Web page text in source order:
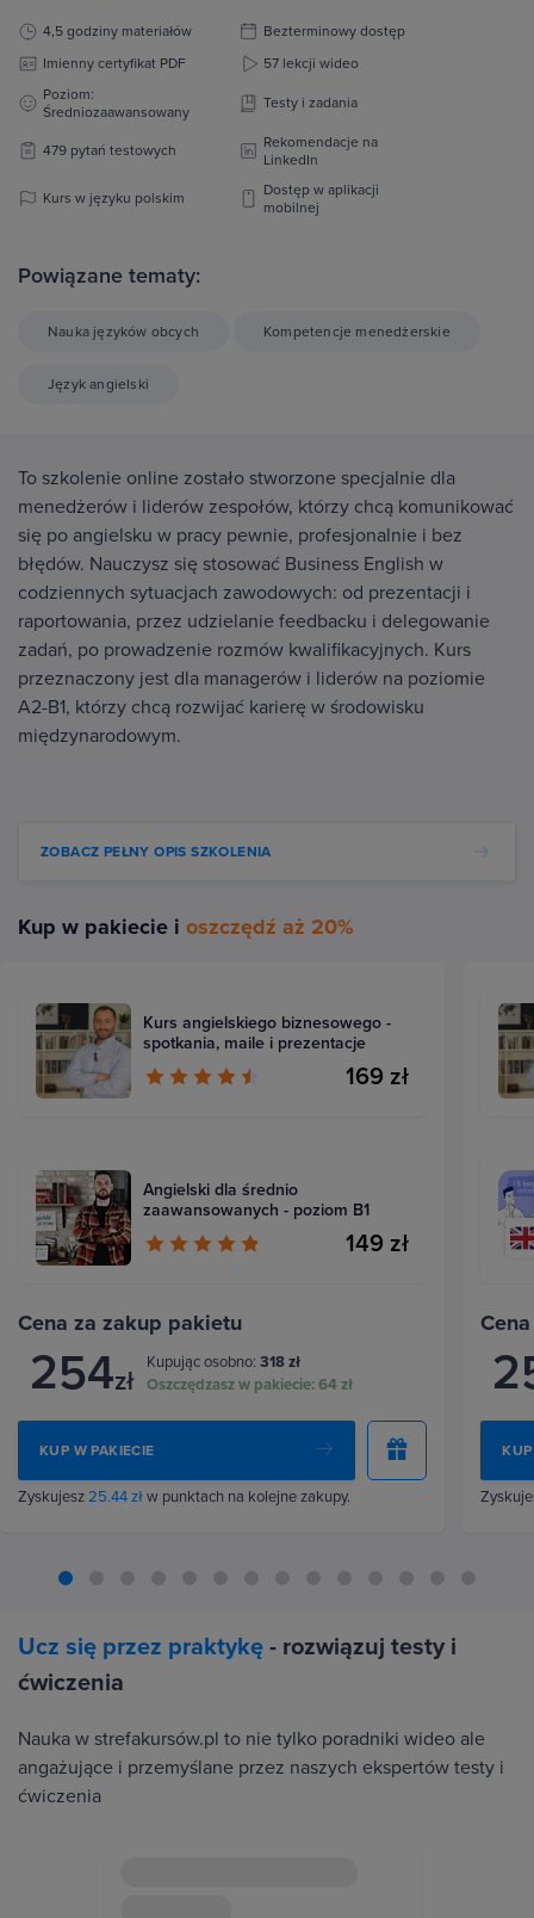
4,5 godziny materiałów
Bezterminowy dostęp
Imienny certyfikat PDF
57 lekcji wideo
Poziom:
Średniozaawansowany
Testy i zadania
479 pytań testowych
Rekomendacje na
LinkedIn
Kurs w języku polskim
Dostęp w aplikacji
mobilnej
Powiązane tematy:
Nauka języków obcych Kompetencje menedżerskie
Język angielski
To szkolenie online zostało stworzone specjalnie dla
menedżerów i liderów zespołów, którzy chcą komunikować
się po angielsku w pracy pewnie, profesjonalnie i bez
błędów. Nauczysz się stosować Business English w
codziennych sytuacjach zawodowych: od prezentacji i
raportowania, przez udzielanie feedbacku i delegowanie
zadań, po prowadzenie rozmów kwalifikacyjnych. Kurs
przeznaczony jest dla managerów i liderów na poziomie
A2-B1, którzy chcą rozwijać karierę w środowisku
międzynarodowym.
ZOBACZ PEŁNY OPIS SZKOLENIA
Kup w pakiecie i oszczędź aż 20%
Kurs angielskiego biznesowego -
spotkania, maile i prezentacje
169 zł
Angielski dla średnio
zaawansowanych - poziom B1
149 zł
Cena za zakup pakietu
254zł
Kupując osobno: 318 zł
Oszczędzasz w pakiecie:64 zł
KUP W PAKIECIE
Zyskujesz25.44 złw punktach na kolejne zakupy.
Ucz się przez praktykę - rozwiązuj testy i
ćwiczenia
Nauka w strefakursów.pl to nie tylko poradniki wideo ale
angażujące i przemyślane przez naszych ekspertów testy i
ćwiczenia